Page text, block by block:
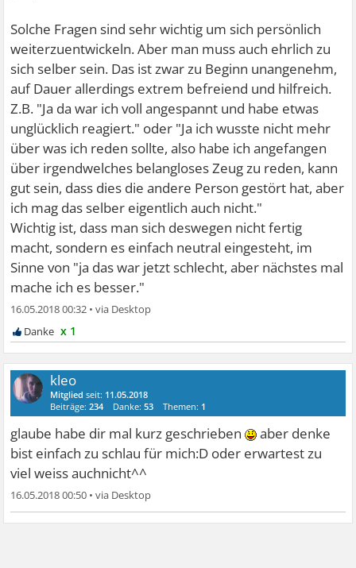
Solche Fragen sind sehr wichtig um sich persönlich
weiterzuentwickeln. Aber man muss auch ehrlich zu
sich selber sein. Das ist zwar zu Beginn unangenehm,
auf Dauer allerdings extrem befreiend und hilfreich.
Z.B. "Ja da war ich voll angespannt und habe etwas
unglücklich reagiert." oder "Ja ich wusste nicht mehr
über was ich reden sollte, also habe ich angefangen
über irgendwelches belangloses Zeug zu reden, kann
gut sein, dass dies die andere Person gestört hat, aber
ich mag das selber eigentlich auch nicht."
Wichtig ist, dass man sich deswegen nicht fertig
macht, sondern es einfach neutral eingesteht, im
Sinne von "ja das war jetzt schlecht, aber nächstes mal
mache ich es besser."
16.05.2018 00:32 •
x 1
kleo
Mitglied seit: 11.05.2018
Beiträge:234 Danke:53 Themen: 1
glaube habe dir mal kurz geschrieben
aber denke
bist einfach zu schlau für mich:D oder erwartest zu
viel weiss auchnicht^^
16.05.2018 00:50 •